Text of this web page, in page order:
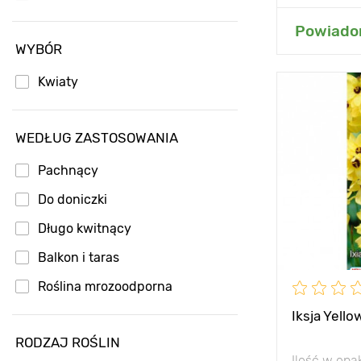
WYBÓR
Kwiaty
WEDŁUG ZASTOSOWANIA
Pachnący
Do doniczki
Długo kwitnący
Balkon i taras
Roślina mrozoodporna
RODZAJ ROŚLIN
Iksja
Stanowisko
Głębokość